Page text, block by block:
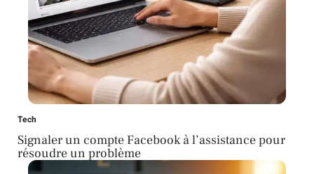
Tech
Signaler un compte Facebook à l’assistance pour
résoudre un problème